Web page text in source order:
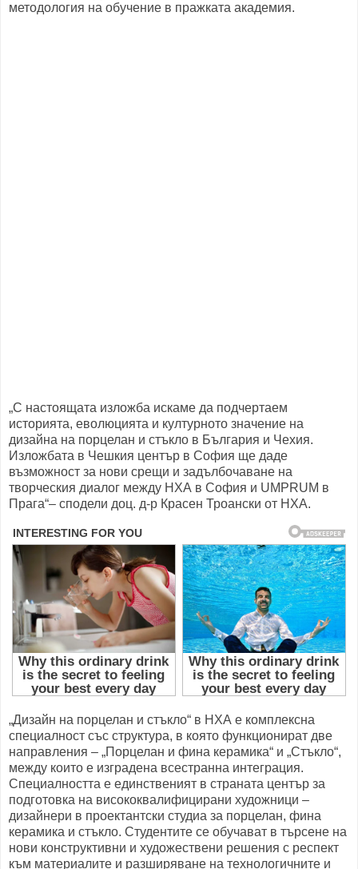
методология на обучение в пражката академия.
„С настоящата изложба искаме да подчертаем
историята, еволюцията и културното значение на
дизайна на порцелан и стъкло в България и Чехия.
Изложбата в Чешкия център в София ще даде
възможност за нови срещи и задълбочаване на
творческия диалог между НХА в София и UMPRUM в
Прага“– сподели доц. д-р Красен Троански от НХА.
„Дизайн на порцелан и стъкло“ в НХА е комплексна
специалност със структура, в която функционират две
направления – „Порцелан и фина керамика“ и „Стъкло“,
между които е изградена всестранна интеграция.
Специалността е единственият в страната център за
подготовка на висококвалифицирани художници –
дизайнери в проектантски студиа за порцелан, фина
керамика и стъкло. Студентите се обучават в търсене на
нови конструктивни и художествени решения с респект
към материалите и разширяване на технологичните и